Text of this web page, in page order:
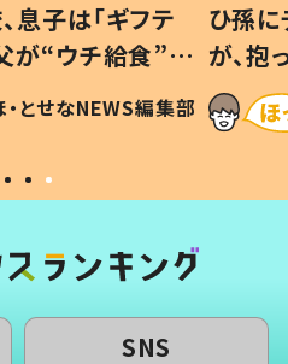
息子は「ギフテ
が“ウチ給食”を
とは #令和の親
・とせなNEWS編集部
ひ孫
が、
「涙が
い」
SNS